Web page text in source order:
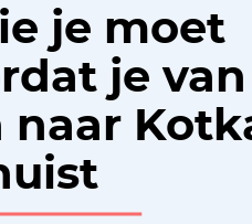
je moet
je van
naar